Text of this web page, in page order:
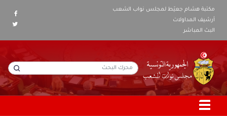
مكتبة هشام جعيّط لمجلس نواب الشعب
أرشيف المداولات
البث المباشر